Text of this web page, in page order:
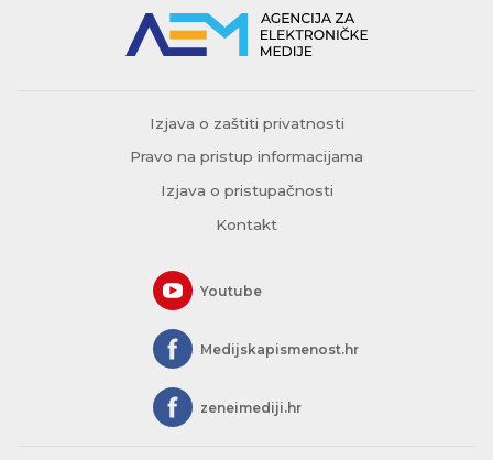
Izjava o zaštiti privatnosti
Pravo na pristup informacijama
Izjava o pristupačnosti
Kontakt
Youtube
Medijskapismenost.hr
zeneimediji.hr